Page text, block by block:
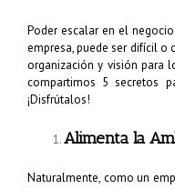
Poder escalar en el
empresa, puede ser difícil o
organización y visión para
compartimos 5 secretos
¡Disfrútalos!
Alimenta la
Naturalmente, como un